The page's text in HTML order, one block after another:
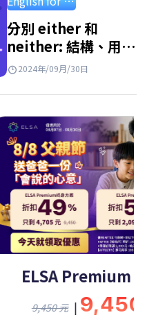
分別 either 和
neither: 結構、用
法、應用練習
2024年/09月/30日
ELSA Premium 終
9,450 元 | 9,450